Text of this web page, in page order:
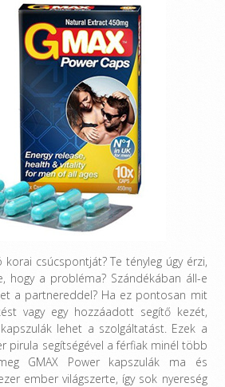
csúcspontját? Te tényleg úgy érzi,
hogy a probléma? Szándékában áll-e
a partnereddel? Ha ez pontosan mit
vagy egy hozzáadott segítő kezét,
lehet a szolgáltatást. Ezek a
pirula segítségével a férfiak minél több
GMAX Power kapszulák ma és
ember világszerte, így sok nyereség